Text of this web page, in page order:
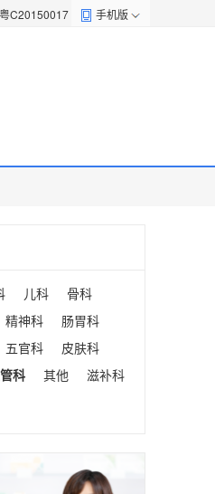
C20150017 手机版
儿科
骨科
精神科
肠胃科
五官科
皮肤科
科 其他
滋补科